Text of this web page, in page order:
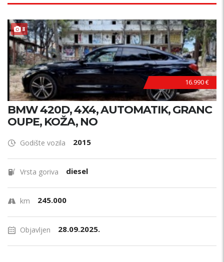
8
16.990 €
BMW 420D, 4X4, AUTOMATIK, GRANC
OUPE, KOŽA, NO
Godište vozila 2015
Vrsta goriva diesel
km 245.000
Objavljen 28.09.2025.